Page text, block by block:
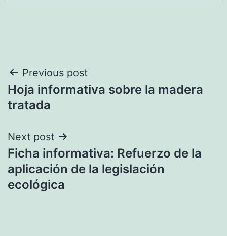
Navegación
de
Previous post
Hoja informativa sobre la madera
tratada
Next post
Ficha informativa: Refuerzo de la
aplicación de la legislación
ecológica